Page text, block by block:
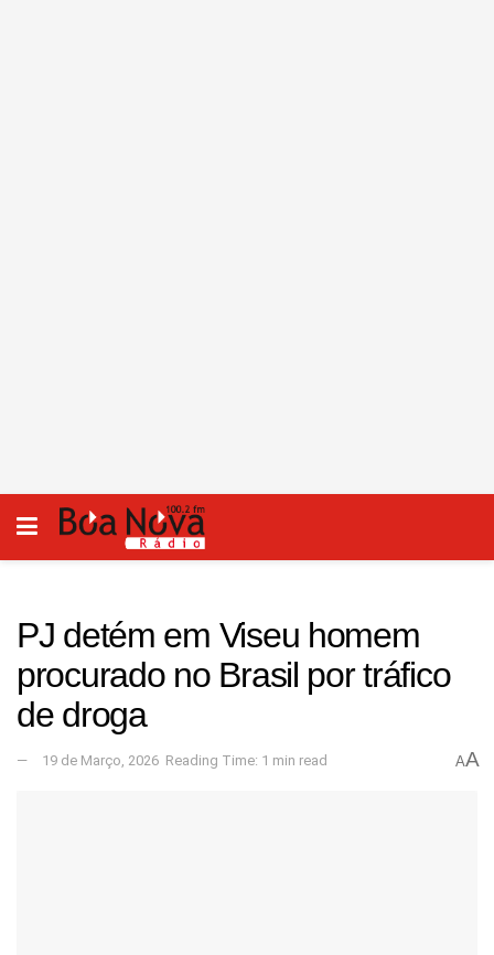
PJ detém em Viseu homem
procurado no Brasil por tráfico
de droga
19 de Março, 2026 Reading Time: 1 min read AA